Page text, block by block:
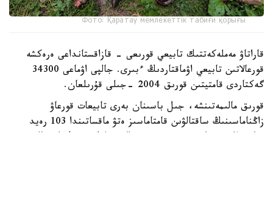
Фото: Қаратау мемлекеттік табиғи қорығы
قاراتاۋ مەملەكەتتىك تابيعي قورىعى - قازاقستانداعى ەرەكشە
قورعالاتىن تابيعي اۋماقتاردىڭ ءبىرى. جالپى اۋماعى 34300
گەكتاردى قامتيتىن قورىق 2004 -جىلى قۇرىلعان.
قورىق مالىمەتىنشە، جىل باسىنان بەرى تابيعات قورعاۋ
زاڭناماسىنىڭ ساقتالۋىن قامتاماسىز ەتۋ ماقساتىندا 103 رەيد